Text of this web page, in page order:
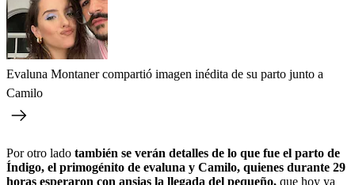
Evaluna Montaner compartió imagen inédita de su parto junto a
Camilo
Por otro lado también se verán detalles de lo que fue el parto de
Índigo, el primogénito de evaluna y Camilo, quienes durante 29
horas esperaron con ansias la llegada del pequeño, que hoy ya